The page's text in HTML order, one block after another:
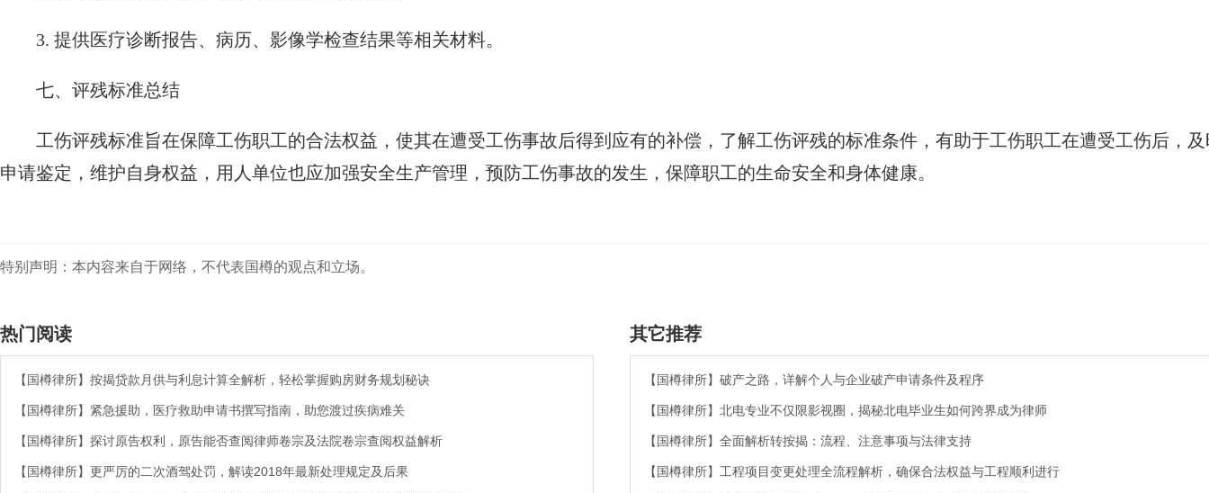
3. 提供医疗诊断报告、病历、影像学检查结果等相关材料。
七、评残标准总结
工伤评残标准旨在保障工伤职工的合法权益，使其在遭受工伤事故后得到应有的补偿，了解工伤评残的标准条件，有助于工伤职工在遭受工伤后，及
申请鉴定，维护自身权益，用人单位也应加强安全生产管理，预防工伤事故的发生，保障职工的生命安全和身体健康。
特别声明：本内容来自于网络，不代表国樽的观点和立场。
热门阅读
【国樽律所】按揭贷款月供与利息计算全解析，轻松掌握购房财务规划秘诀
【国樽律所】紧急援助，医疗救助申请书撰写指南，助您渡过疾病难关
【国樽律所】探讨原告权利，原告能否查阅律师卷宗及法院卷宗查阅权益解析
【国樽律所】更严厉的二次酒驾处罚，解读2018年最新处理规定及后果
其它推荐
【国樽律所】破产之路，详解个人与企业破产申请条件及程序
【国樽律所】北电专业不仅限影视圈，揭秘北电毕业生如何跨界成为律师
【国樽律所】全面解析转按揭：流程、注意事项与法律支持
【国樽律所】工程项目变更处理全流程解析，确保合法权益与工程顺利进行